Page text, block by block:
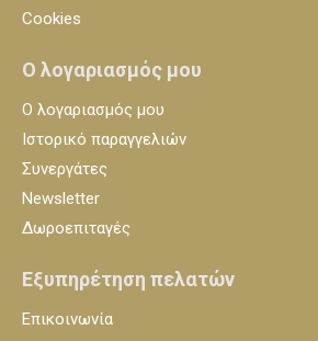
Cookies
Ο λογαριασμός μου
Ο λογαριασμός μου
Ιστορικό παραγγελιών
Συνεργάτες
Newsletter
Δωροεπιταγές
Εξυπηρέτηση πελατών
Επικοινωνία